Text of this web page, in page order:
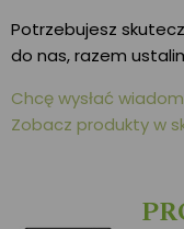
Potrzebujesz
do nas, razem
Chcę wysłać
Zobacz produkty w